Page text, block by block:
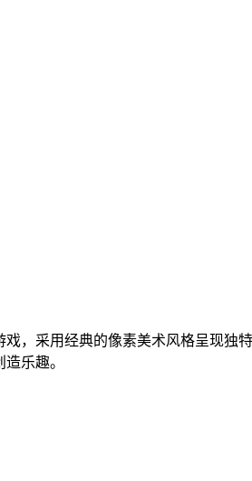
戏，采用经典的像素美术风格呈现独
乐趣。